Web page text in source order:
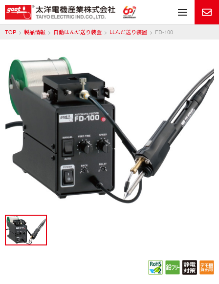
メ
TOP 製品情報 自動はんだ送り装置 はんだ送り装置 FD-100